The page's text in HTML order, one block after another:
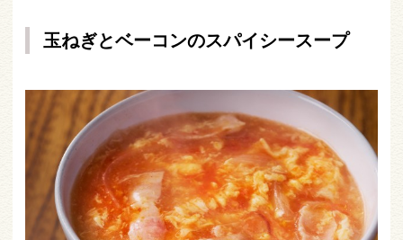
玉ねぎとベーコンのスパイシースープ